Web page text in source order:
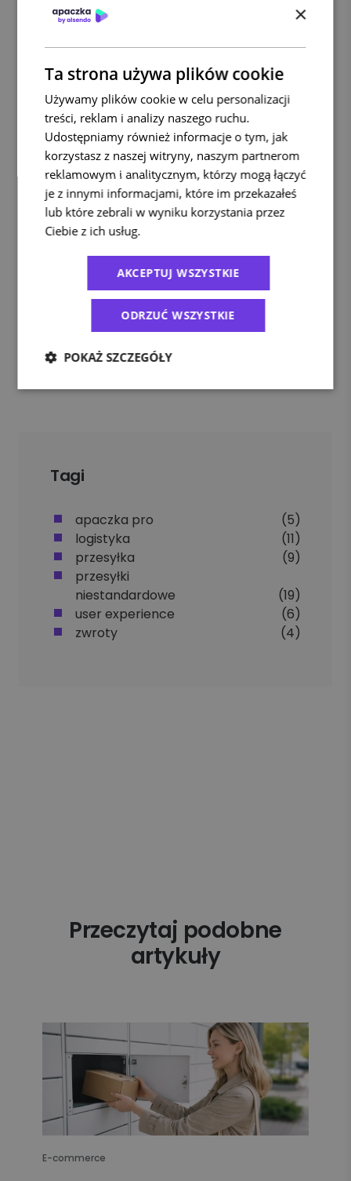
Tagi
apaczka pro
(5)
logistyka
(11)
przesyłka
(9)
przesyłki
niestandardowe
(19)
user experience
(6)
zwroty
(4)
Przeczytaj podobne
artykuły
E-commerce
×
Ta strona używa plików cookie
Używamy plików cookie w celu personalizacji
treści, reklam i analizy naszego ruchu.
Udostępniamy również informacje o tym, jak
korzystasz z naszej witryny, naszym partnerom
reklamowym i analitycznym, którzy mogą łączyć
je z innymi informacjami, które im przekazałeś
lub które zebrali w wyniku korzystania przez
Ciebie z ich usług.
AKCEPTUJ WSZYSTKIE
ODRZUĆ WSZYSTKIE
POKAŻ SZCZEGÓŁY